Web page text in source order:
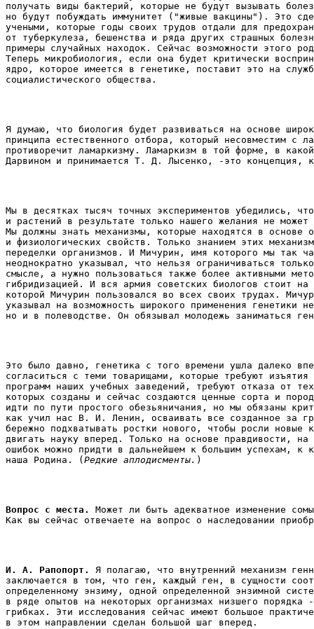
получать виды бактерий, которые не будут вызывать
но будут побуждать иммунитет ("живые вакцины"). Это
учеными, которые годы своих трудов отдали для
от туберкулеза, бешенства и ряда других страшных
примеры случайных находок. Сейчас возможности этого
Теперь микробиология, если она будет критически
ядро, которое имеется в генетике, поставит это на
социалистического общества.
Я думаю, что биология будет развиваться на основе
принципа естественного отбора, который несовместим с
противоречит ламаркизму. Ламаркизм в той форме, в
Мы в десятках тысяч точных экспериментов убедились,
и растений в результате только нашего желания не может
Мы должны знать механизмы, которые находятся в основе
и физиологических свойств. Только знанием этих
переделки организмов. И Мичурин, имя которого мы так
неоднократно указывал, что нельзя ограничиваться
смысле, а нужно пользоваться также более активными
гибридизацией. И вся армия советских биологов стоит
которой Мичурин пользовался во всех своих трудах.
указывал на возможность широкого применения генетики
но и в полеводстве. Он обязывал молодежь заниматься
Это было давно, генетика с того времени ушла далеко
согласиться с теми товарищами, которые требуют изъятия
программ наших учебных заведений, требуют отказа от
которых созданы и сейчас создаются ценные сорта и
идти по пути простого обезьяничания, но мы обязаны
как учил нас В. И. Ленин, осваивать все созданное за
бережно подхватывать ростки нового, чтобы росли новые
двигать науку вперед. Только на основе правдивости, на
ошибок можно придти в дальнейшем к большим успехам, к
наша Родина. ( Редкие аплодисменты. )
Вопрос с места. Может ли быть адекватное изменение
И. А. Рапопорт.
Я полагаю, что внутренний механизм
заключается в том, что ген, каждый ген, в сущности
определенному энзиму, одной определенной энзимной
в ряде опытов на некоторых организмах низшего порядка
грибках. Эти исследования сейчас имеют большое
в этом направлении сделан большой шаг вперед.